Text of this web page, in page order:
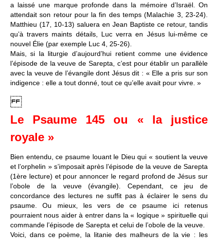
a laissé une marque profonde dans la mémoire d’Israël. On
attendait son retour pour la fin des temps (Malachie 3, 23-24).
Matthieu (17, 10-13) saluera en Jean Baptiste ce retour, tandis
qu’à travers maints détails, Luc verra en Jésus lui-même ce
nouvel Élie (par exemple Luc 4, 25-26).
Mais, si la liturgie d’aujourd’hui retient comme une évidence
l’épisode de la veuve de Sarepta, c’est pour établir un parallèle
avec la veuve de l’évangile dont Jésus dit : « Elle a pris sur son
indigence : elle a tout donné, tout ce qu’elle avait pour vivre. »
Le Psaume 145 ou « la justice
royale »
Bien entendu, ce psaume louant le Dieu qui « soutient la veuve
et l’orphelin » s’imposait après l’épisode de la veuve de Sarepta
(1ère lecture) et pour annoncer le regard profond de Jésus sur
l’obole de la veuve (évangile). Cependant, ce jeu de
concordance des lectures ne suffit pas à éclairer le sens du
psaume. Ou mieux, les vers de ce psaume ici retenus
pourraient nous aider à entrer dans la « logique » spirituelle qui
commande l’épisode de Sarepta et celui de l’obole de la veuve.
Voici, dans ce poème, la litanie des malheurs de la vie : les